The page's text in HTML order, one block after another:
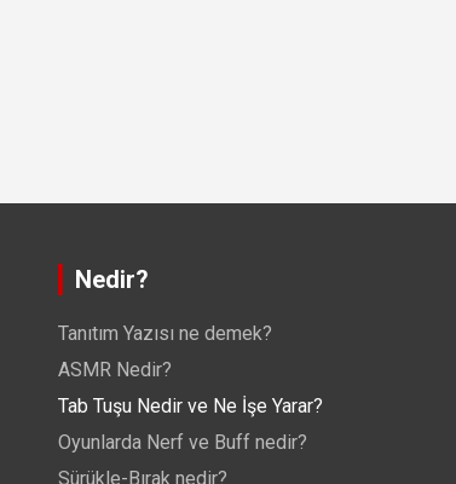
Nedir?
Tanıtım Yazısı ne demek?
ASMR Nedir?
Tab Tuşu Nedir ve Ne İşe Yarar?
Oyunlarda Nerf ve Buff nedir?
Sürükle-Bırak nedir?